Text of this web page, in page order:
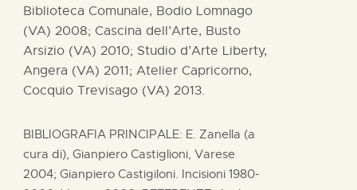
Biblioteca Comunale, Bodio Lomnago
(VA) 2008; Cascina dell’Arte, Busto
Arsizio (VA) 2010; Studio d’Arte Liberty,
Angera (VA) 2011; Atelier Capricorno,
Cocquio Trevisago (VA) 2013.
BIBLIOGRAFIA PRINCIPALE: E. Zanella (a
cura di), Gianpiero Castiglioni, Varese
2004; Gianpiero Castigiloni. Incisioni 1980-